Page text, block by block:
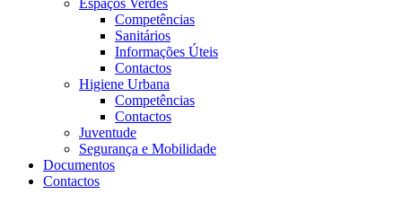
Espaços Verdes
Competências
Sanitários
Informações Úteis
Contactos
Higiene Urbana
Competências
Contactos
Juventude
Segurança e Mobilidade
Documentos
Contactos